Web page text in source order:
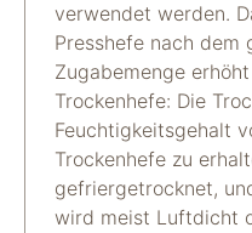
verwendet werden.
Presshefe nach dem
Zugabemenge
Trockenhefe: Die
Feuchtigkeitsgehalt
Trockenhefe zu
gefriergetrocknet,
wird meist Luftdicht